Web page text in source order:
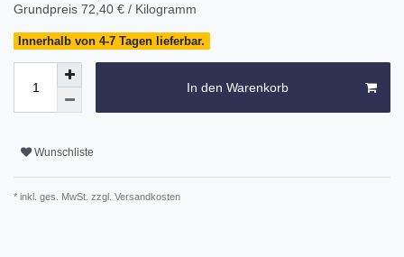
Grundpreis 72,40 € / Kilogramm
Innerhalb von 4-7 Tagen lieferbar.
In den Warenkorb
Wunschliste
* inkl. ges. MwSt. zzgl. Versandkosten